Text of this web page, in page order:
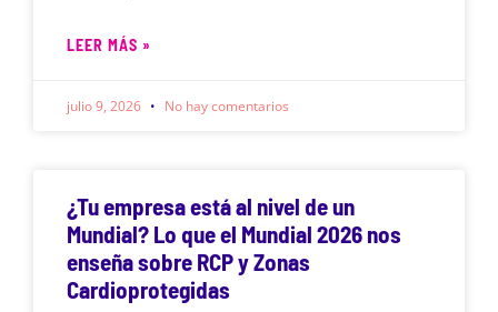
LEER MÁS »
julio 9, 2026 No hay comentarios
¿Tu empresa está al nivel de un
Mundial? Lo que el Mundial 2026 nos
enseña sobre RCP y Zonas
Cardioprotegidas